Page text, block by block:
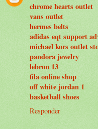
chrome hearts outlet
vans outlet
hermes belts
adidas eqt support
michael kors outlet
pandora jewelry
lebron 13
fila online shop
off white jordan 1
basketball shoes
Responder